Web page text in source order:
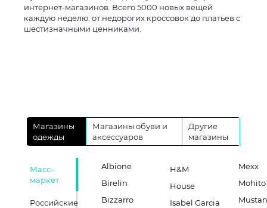
интернет-магазинов. Всего 5000 новых вещей
каждую неделю: от недорогих кроссовок до платьев с
шестизначными ценниками.
Магазины
одежды
Магазины обуви и
аксессуаров
Другие
магазины
Масс-
маркет
Российские
Albione
Birelin
Bizzarro
H&M
House
Isabel Garcia
Mexx
Mohito